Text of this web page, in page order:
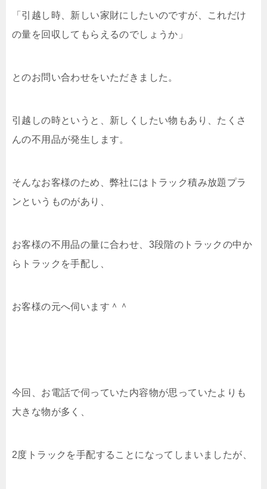
「引越し時、新しい家財にしたいのですが、これだけ
の量を回収してもらえるのでしょうか」
とのお問い合わせをいただきました。
引越しの時というと、新しくしたい物もあり、たくさ
んの不用品が発生します。
そんなお客様のため、弊社にはトラック積み放題プラ
ンというものがあり、
お客様の不用品の量に合わせ、3段階のトラックの中か
らトラックを手配し、
お客様の元へ伺います＾＾
今回、お電話で伺っていた内容物が思っていたよりも
大きな物が多く、
2度トラックを手配することになってしまいましたが、